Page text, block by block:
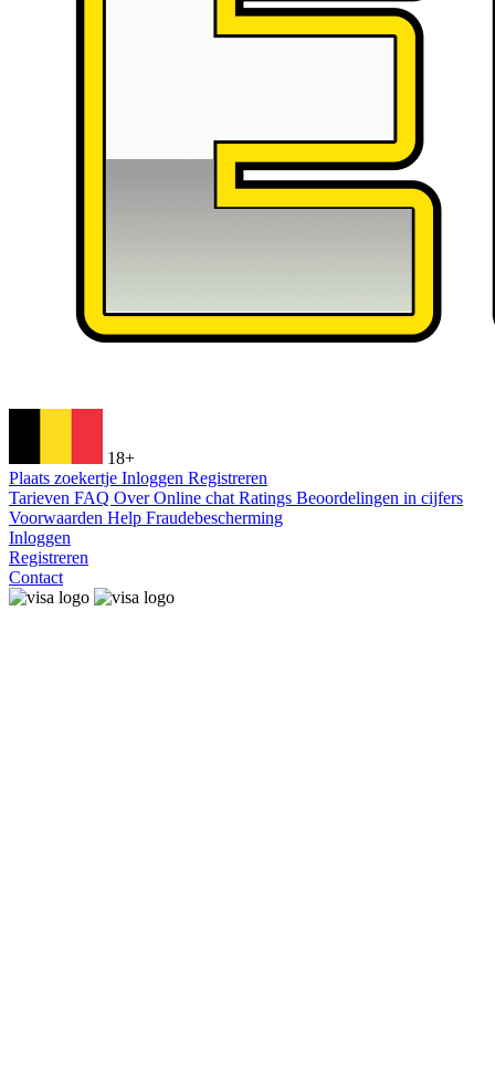
18+
Plaats zoekertje Inloggen Registreren
Tarieven FAQ OverOnline chat Ratings Beoordelingen in cijfers
Voorwaarden Help Fraudebescherming
Inloggen
Registreren
Contact